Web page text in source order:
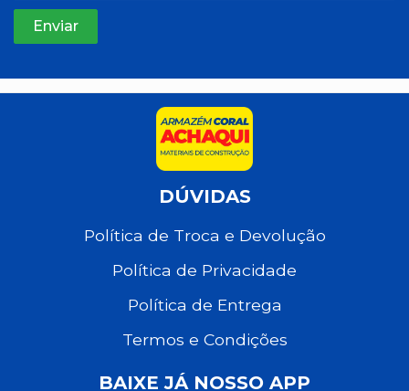
DÚVIDAS
Política de Troca e Devolução
Política de Privacidade
Política de Entrega
Termos e Condições
BAIXE JÁ NOSSO APP